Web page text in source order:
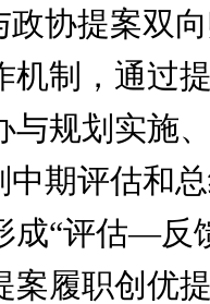
政协提案双
机制，通过
与规划实施
中期评估和
成“评估—反
案履职创优